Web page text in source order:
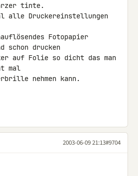
tinte.
alle Druckereinstellungen
Fotopapier
schon drucken
auf Folie so dicht das man
mal
nehmen kann.
2003-06-09 21:13#9704